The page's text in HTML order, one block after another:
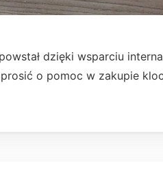
dzięki wsparciu
o pomoc w zakupie